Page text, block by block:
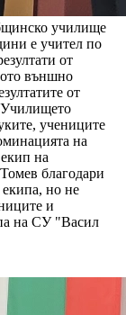
училище
е учител по
от
външно
от
Училището
учениците
на
на
благодари
екипа, но не
и
на СУ "Васил